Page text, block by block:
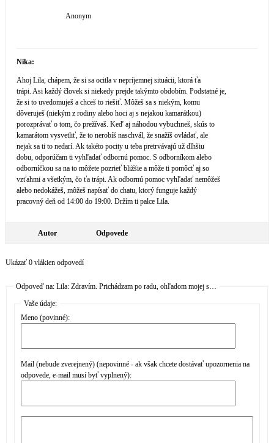
Anonym
Nika:
Ahoj Lila, chápem, že si sa ocitla v nepríjemnej situácii, ktorá ťa
trápi. Asi každý človek si niekedy prejde takýmto obdobím. Podstatné je,
že si to uvedomuješ a chceš to riešiť. Môžeš sa s niekým, komu
dôveruješ (niekým z rodiny alebo hoci aj s nejakou kamarátkou)
porozprávať o tom, čo prežívaš. Keď aj náhodou vybuchneš, skús to
kamarátom vysvetliť, že to nerobíš naschvál, že snažíš ovládať, ale
nejak sa ti to nedarí. Ak takéto pocity u teba pretrvávajú už dlhšiu
dobu, odporúčam ti vyhľadať odbornú pomoc. S odborníkom alebo
odborníčkou sa na to môžete pozrieť bližšie a môže ti pomôcť aj so
vzťahmi a všetkým, čo ťa trápi. Ak odbornú pomoc vyhľadať nemôžeš
alebo nedokážeš, môžeš napísať do chatu, ktorý funguje každý
pracovný deň od 14:00 do 19:00. Držím ti palce Lila.
Autor Odpovede
Ukázať 0 vlákien odpovedí
Odpoveď na: Lila: Zdravím. Prichádzam po radu, ohľadom mojej s…
Vaše údaje:
Meno (povinné):
Mail (nebude zverejnený) (nepovinné - ak však chcete dostávať upozornenia na
odpovede, e-mail musí byť vyplnený):